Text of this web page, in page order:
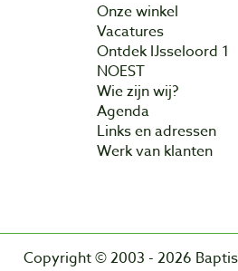
Onze winkel
Vacatures
Ontdek IJsseloord 1
NOEST
Wie zijn wij?
Agenda
Links en adressen
Werk van klanten
Copyright © 2003 - 2026